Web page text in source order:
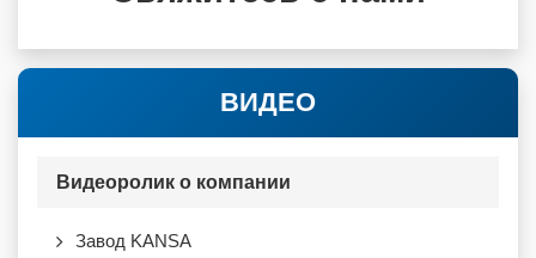
ВИДЕО
Видеоролик о компании
Завод KANSA